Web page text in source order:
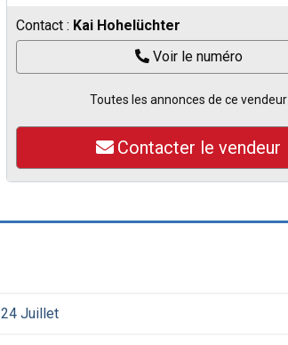
Contact : Kai Hohelüchter
Voir le numéro
Toutes les annonces de ce vendeur
Contacter le vendeur
24 Juillet